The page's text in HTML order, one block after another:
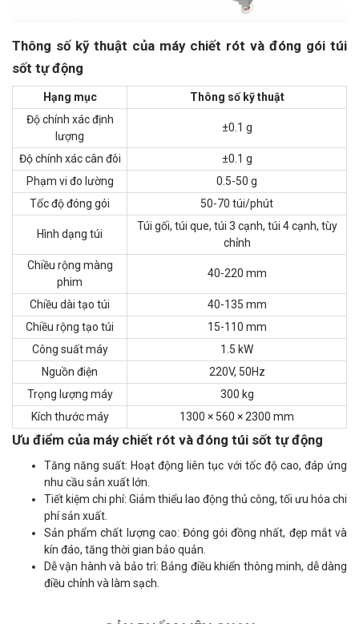
Thông số kỹ thuật của máy chiết rót và đóng gói túi
sốt tự động
Hạng mục
Thông số kỹ thuật
Độ chính xác định
lượng
±0.1 g
Độ chính xác cân đôi
±0.1 g
Phạm vi đo lường
0.5-50 g
Tốc độ đóng gói
50-70 túi/phút
Hình dạng túi
Túi gối, túi que, túi 3 cạnh, túi 4 cạnh, tùy
chỉnh
Chiều rộng màng
phim
40-220 mm
Chiều dài tạo túi
40-135 mm
Chiều rộng tạo túi
15-110 mm
Công suất máy
1.5 kW
Nguồn điện
220V, 50Hz
Trọng lượng máy
300 kg
Kích thước máy
1300 × 560 × 2300 mm
Ưu điểm của máy chiết rót và đóng túi sốt tự động
Tăng năng suất: Hoạt động liên tục với tốc độ cao, đáp ứng
nhu cầu sản xuất lớn.
Tiết kiệm chi phí: Giảm thiểu lao động thủ công, tối ưu hóa chi
phí sản xuất.
Sản phẩm chất lượng cao: Đóng gói đồng nhất, đẹp mắt và
kín đáo, tăng thời gian bảo quản.
Dễ vận hành và bảo trì: Bảng điều khiển thông minh, dễ dàng
điều chỉnh và làm sạch.